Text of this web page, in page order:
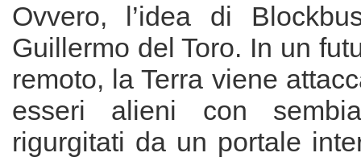
Ovvero, l’idea di
Guillermo del Toro. In un
remoto, la Terra viene
esseri alieni con
rigurgitati da un portale